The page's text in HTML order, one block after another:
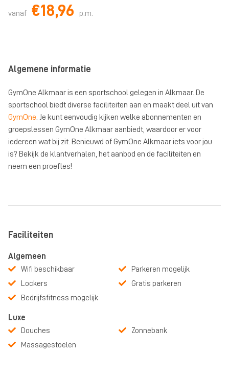
vanaf €18,96 p.m.
Algemene informatie
GymOne Alkmaar is een sportschool gelegen in Alkmaar. De
sportschool biedt diverse faciliteiten aan en maakt deel uit van
GymOne. Je kunt eenvoudig kijken welke abonnementen en
groepslessen GymOne Alkmaar aanbiedt, waardoor er voor
iedereen wat bij zit. Benieuwd of GymOne Alkmaar iets voor jou
is? Bekijk de klantverhalen, het aanbod en de faciliteiten en
neem een proefles!
Faciliteiten
Algemeen
Wifi beschikbaar
Lockers
Bedrijfsfitness mogelijk
Parkeren mogelijk
Gratis parkeren
Luxe
Douches
Massagestoelen
Zonnebank